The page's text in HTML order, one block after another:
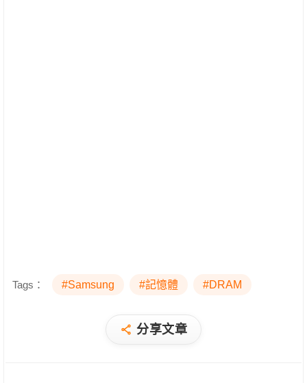
Tags： #Samsung #記憶體 #DRAM
分享文章